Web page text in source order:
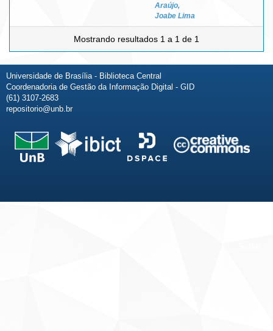
Araújo,
Joabe Lima
Mostrando resultados 1 a 1 de 1
Universidade de Brasília - Biblioteca Central
Coordenadoria de Gestão da Informação Digital - GID
(61) 3107-2683
repositorio@unb.br